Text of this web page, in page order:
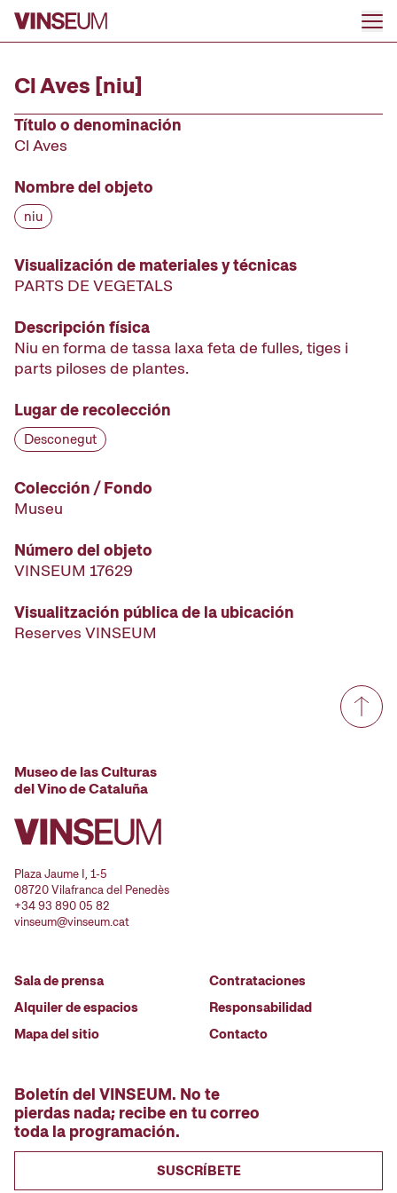
Ir al contenido
Cl Aves [niu]
Título o denominación
Cl Aves
Nombre del objeto
niu
Visualización de materiales y técnicas
PARTS DE VEGETALS
Descripción física
Niu en forma de tassa laxa feta de fulles, tiges i
parts piloses de plantes.
Lugar de recolección
Desconegut
Colección / Fondo
Museu
Número del objeto
VINSEUM 17629
Visualitzación pública de la ubicación
Reserves VINSEUM
Museo de las Culturas
del Vino de Cataluña
Plaza Jaume I, 1-5
08720 Vilafranca del Penedès
+34 93 890 05 82
vinseum@vinseum.cat
Sala de prensa
Alquiler de espacios
Mapa del sitio
Contrataciones
Responsabilidad
Contacto
Boletín del VINSEUM. No te
pierdas nada; recibe en tu correo
toda la programación.
SUSCRÍBETE